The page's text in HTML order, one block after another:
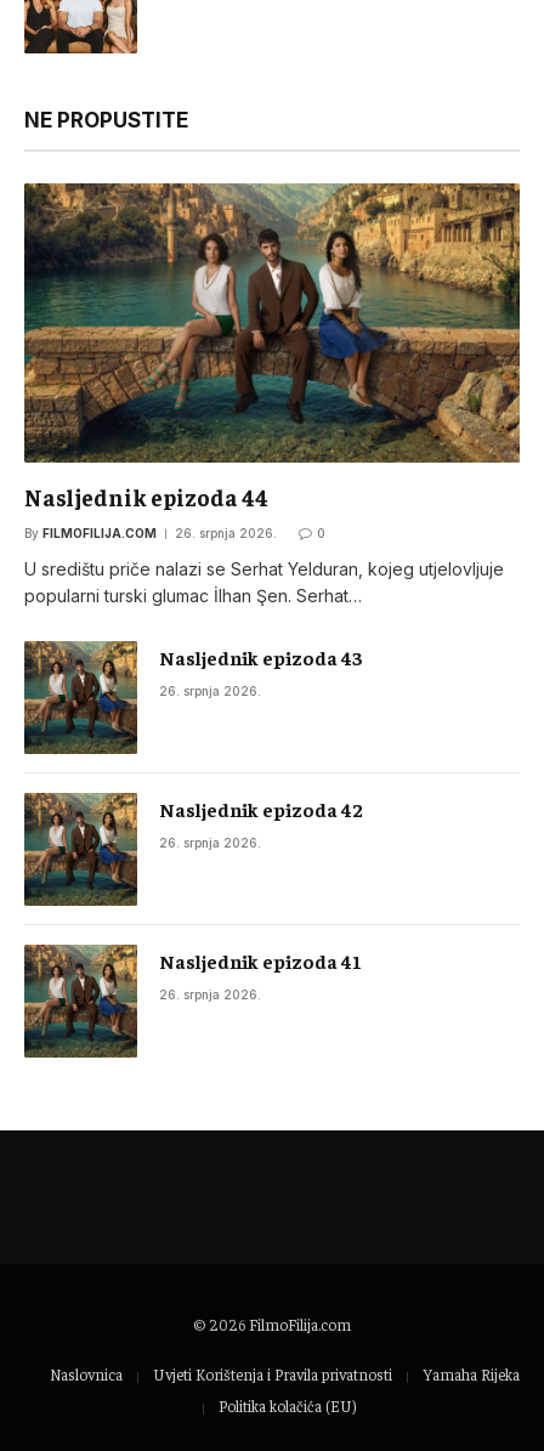
NE PROPUSTITE
Nasljednik epizoda 44
By FILMOFILIJA.COM 26. srpnja 2026. 0
U središtu priče nalazi se Serhat Yelduran, kojeg utjelovljuje
popularni turski glumac İlhan Şen. Serhat…
Nasljednik epizoda 43
26. srpnja 2026.
Nasljednik epizoda 42
26. srpnja 2026.
Nasljednik epizoda 41
26. srpnja 2026.
© 2026FilmoFilija.com
Naslovnica Uvjeti Korištenja i Pravila privatnosti
Yamaha Rijeka
Politika kolačića (EU)